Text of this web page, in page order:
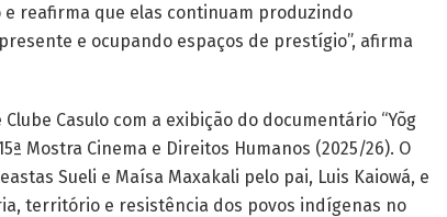
reafirma que elas continuam produzindo
e ocupando espaços de prestígio”, afirma
Clube Casulo com a exibição do documentário “Yõg
Mostra Cinema e Direitos Humanos (2025/26). O
Sueli e Maísa Maxakali pelo pai, Luis Kaiowá, e
território e resistência dos povos indígenas no